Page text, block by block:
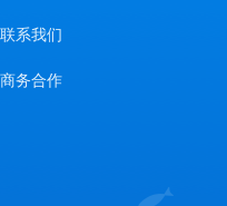
联系我们
商务合作